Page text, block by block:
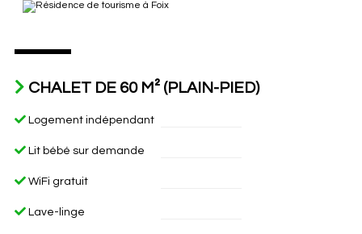
CHALET DE 60 M² (PLAIN-PIED)
Logement indépendant
Lit bébé sur demande
WiFi gratuit
Lave-linge